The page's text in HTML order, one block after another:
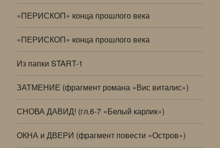
«ПЕРИСКОП» конца прошлого века
«ПЕРИСКОП» конца прошлого века
Из папки START-1
ЗАТМЕНИЕ (фрагмент романа «Вис виталис»)
СНОВА ДАВИД! (гл.6-7 «Белый карлик»)
ОКНА и ДВЕРИ (фрагмент повести «Остров»)